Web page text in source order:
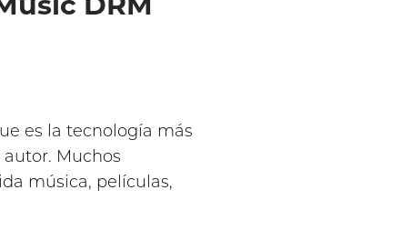
es la tecnología más
Muchos
música, películas,